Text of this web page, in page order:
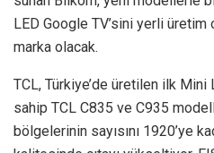
LED Google TV’sini yerli
marka olacak.
TCL, Türkiye’de üretilen ilk Mini
sahip TCL C835 ve C935
bölgelerinin sayısını 1920’ye